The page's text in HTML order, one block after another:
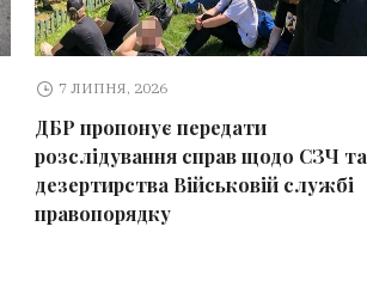
7 ЛИПНЯ, 2026
ДБР пропонує передати
розслідування справ щодо СЗЧ та
дезертирства Військовій службі
правопорядку